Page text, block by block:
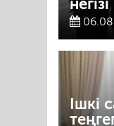
Ішкі